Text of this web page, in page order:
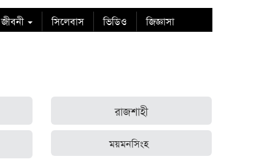
সিলেবাস ভিডিও জিজ্ঞাসা
রাজশাহী
ময়মনসিংহ